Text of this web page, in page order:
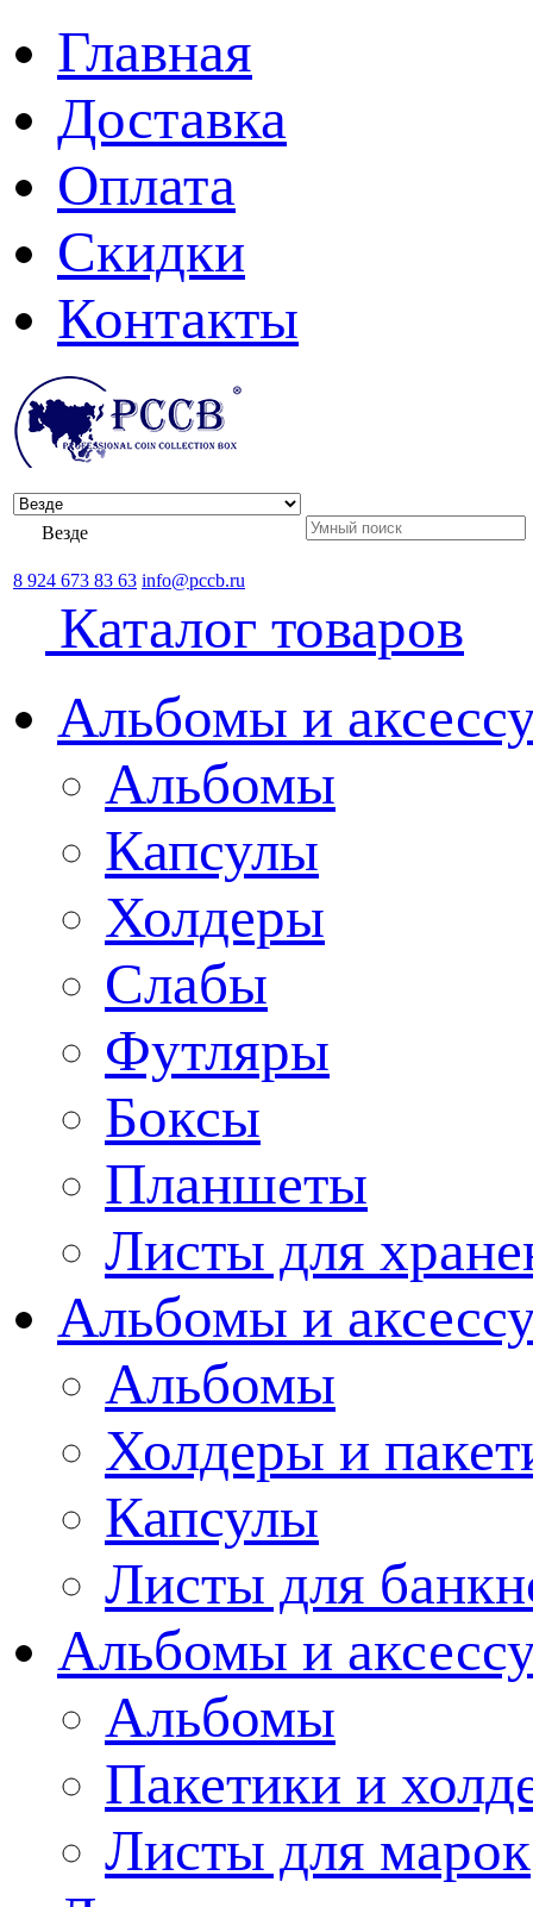
Главная
Доставка
Оплата
Скидки
Контакты
Везде
8 924 673 83 63 info@pccb.ru
Каталог товаров
Альбомы и
Альбомы
Капсулы
Холдеры
Слабы
Футляры
Боксы
Планшеты
Листы для
Альбомы и
Альбомы
Холдеры и
Капсулы
Листы для
Альбомы и
Альбомы
Пакетики и
Листы для марок